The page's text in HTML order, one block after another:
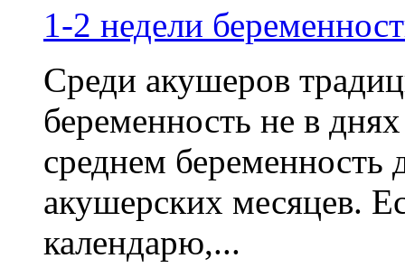
1-2 недели
Среди акушеров
беременность не в
среднем беременность
акушерских месяцев.
календарю,...